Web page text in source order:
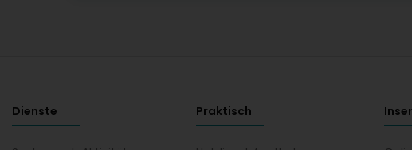
Dienste Praktisch